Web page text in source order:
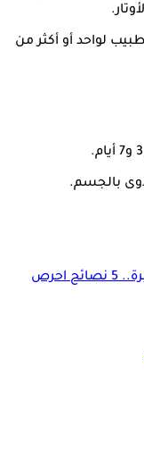
لواحد أو أكثر من
بالجسم.
الكلاب تهدد طفلك بأمراض خطيرة.. 5 نصائح احرص